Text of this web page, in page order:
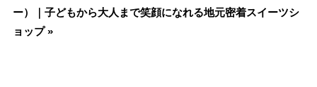
ー）｜子どもから大人まで笑顔になれる地元密着スイーツシ
ョップ »